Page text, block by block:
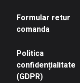
Formular retur
comanda
Politica
confidențialitate
(GDPR)